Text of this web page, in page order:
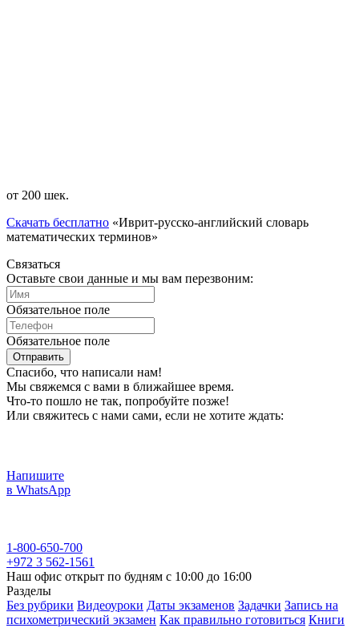
от 200 шек.
Скачать бесплатно «Иврит-русско-английский словарь
математических терминов»
Связаться
Оставьте свои данные и мы вам перезвоним:
Обязательное поле
Обязательное поле
Отправить
Спасибо, что написали нам!
Мы свяжемся с вами в ближайшее время.
Что-то пошло не так, попробуйте позже!
Или свяжитесь с нами сами, если не хотите ждать:
Напишите
в WhatsApp
1-800-650-700
+972 3 562-1561
Наш офис открыт по будням с 10:00 до 16:00
Разделы
Без рубрики Видеоуроки Даты экзаменов Задачки Запись на
психометрический экзамен Как правильно готовиться Книги